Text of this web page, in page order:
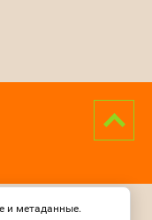
и метаданные.